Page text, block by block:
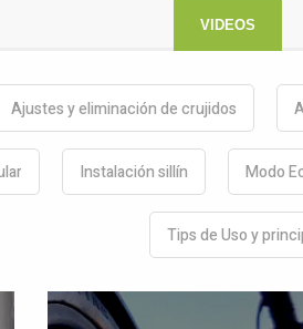
VIDEOS
Ajustes y eliminación de crujidos
Instalación sillín Modo
Tips de Uso y